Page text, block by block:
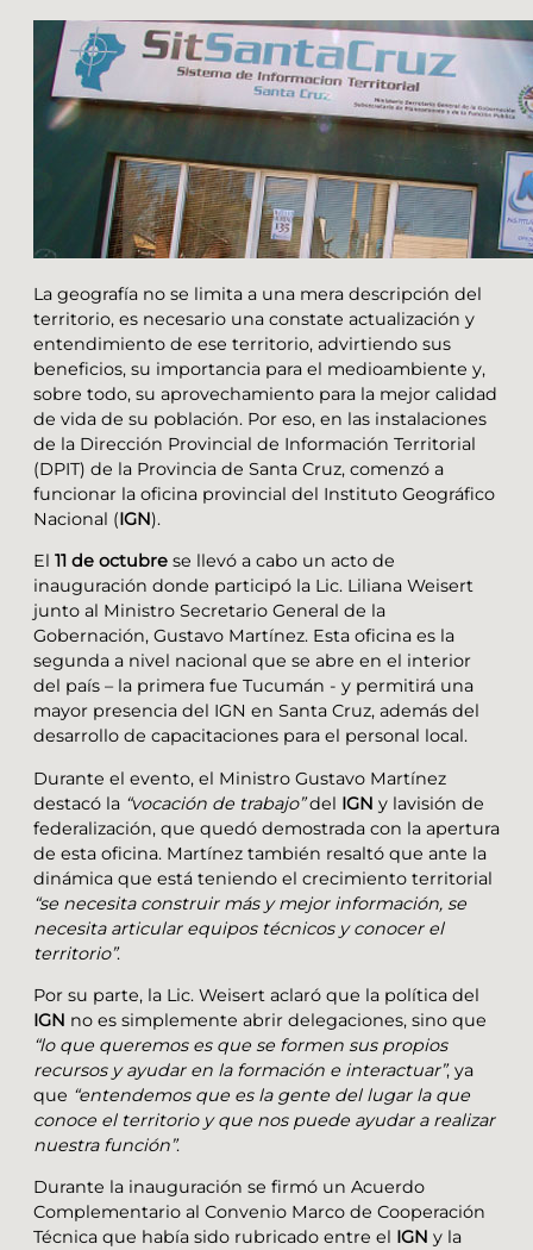
La geografía no se limita a una mera descripción del
territorio, es necesario una constate actualización y
entendimiento de ese territorio, advirtiendo sus
beneficios, su importancia para el medioambiente y,
sobre todo, su aprovechamiento para la mejor calidad
de vida de su población. Por eso, en las instalaciones
de la Dirección Provincial de Información Territorial
(DPIT) de la Provincia de Santa Cruz, comenzó a
funcionar la oficina provincial del Instituto Geográfico
Nacional (IGN).
El 11 de octubre se llevó a cabo un acto de
inauguración donde participó la Lic. Liliana Weisert
junto al Ministro Secretario General de la
Gobernación, Gustavo Martínez. Esta oficina es la
segunda a nivel nacional que se abre en el interior
del país – la primera fue Tucumán - y permitirá una
mayor presencia del IGN en Santa Cruz, además del
desarrollo de capacitaciones para el personal local.
Durante el evento, el Ministro Gustavo Martínez
destacó la “vocación de trabajo”del IGN y lavisión de
federalización, que quedó demostrada con la apertura
de esta oficina. Martínez también resaltó que ante la
dinámica que está teniendo el crecimiento territorial
“se necesita construir más y mejor información, se
necesita articular equipos técnicos y conocer el
territorio”.
Por su parte, la Lic. Weisert aclaró que la política del
IGN no es simplemente abrir delegaciones, sino que
“lo que queremos es que se formen sus propios
recursos y ayudar en la formación e interactuar”, ya
que “entendemos que es la gente del lugar la que
conoce el territorio y que nos puede ayudar a realizar
nuestra función”.
Durante la inauguración se firmó un Acuerdo
Complementario al Convenio Marco de Cooperación
Técnica que había sido rubricado entre el IGN y la